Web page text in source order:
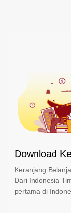
Download
Keranjang
Dari Indonesia
pertama di